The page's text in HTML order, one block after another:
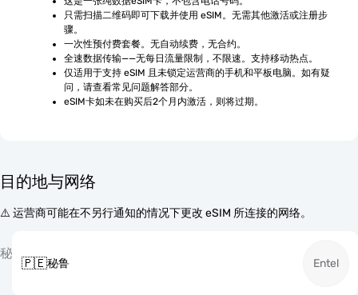
只需扫描二维码即可下载并使用 eSIM。无需其他激活或注册步
骤。
一次性预付费套餐。无自动续费，无合约。
全速数据传输——无每日流量限制，不限速。支持移动热点。
仅适用于支持 eSIM 且未锁定运营商的手机和平板电脑。如有疑
问，请查看常见问题解答部分。
eSIM卡如未在购买后2个月内激活，则将过期。
目的地与网络
⚠️ 运营商可能在不另行通知的情况下更改 eSIM 所连接的网络。
秘
🇵🇪秘鲁 Entel